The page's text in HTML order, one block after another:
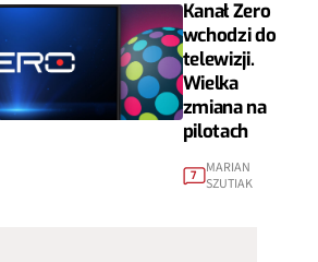
Kanał Zero
wchodzi do
telewizji.
Wielka
zmiana na
pilotach
7
MARIAN
SZUTIAK